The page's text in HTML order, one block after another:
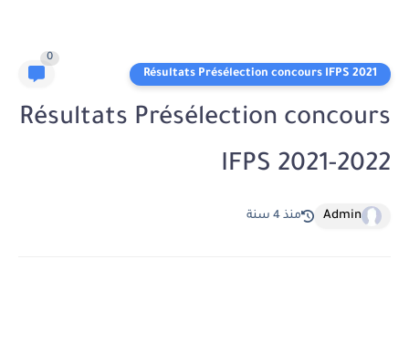
Résultats Présélection concours IFPS 2021
0
Résultats Présélection concours
IFPS 2021-2022
Admin منذ 4 سنة